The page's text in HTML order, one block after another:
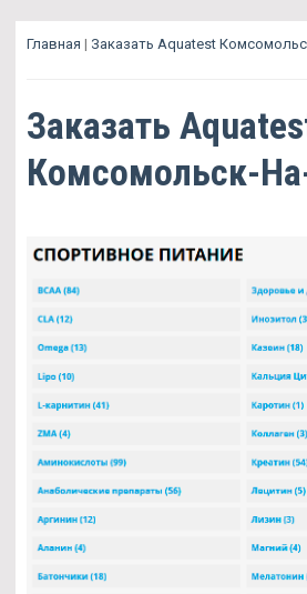
Главная | Заказать Aquatest
Заказать
Комсомольск-